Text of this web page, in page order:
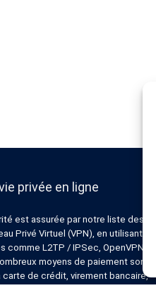
privée en ligne
est assurée par notre liste des
Privé Virtuel (VPN), en utilisant
L2TP / IPSec, OpenVPN,
moyens de paiement sont
de crédit, virement bancaire,